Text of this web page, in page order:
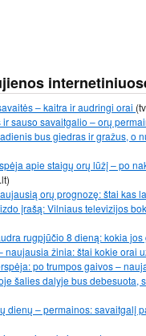
– kaitra ir audringi orai
ir sauso savaitgalio – orų
bus giedras ir gražus, o
apie staigų orų lūžį – po
orų prognozę: štai kas
įrašą: Vilniaus televizijos
rugpjūčio 8 dieną: kokia jos
naujausia žinia: štai kokie orai
po trumpos gaivos –
šalies dalyje bus debesuota,
dienų – permainos: savaitgalį